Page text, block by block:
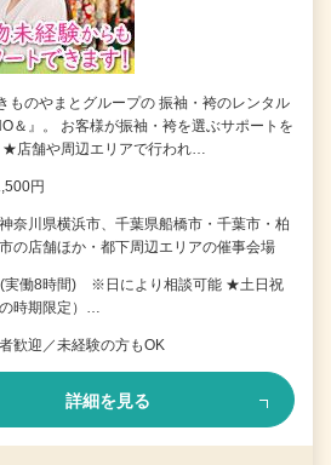
ものやまとグループの 振袖・袴のレンタル
＆』。 お客様が振袖・袴を選ぶサポートを
★店舗や周辺エリアで行われ…
円
奈川県横浜市、千葉県船橋市・千葉市・柏
の店舗ほか・都下周辺エリアの催事会場
実働8時間) ※日により相談可能 ★土日祝
時期限定）…
歓迎／未経験の方もOK
詳細を見る